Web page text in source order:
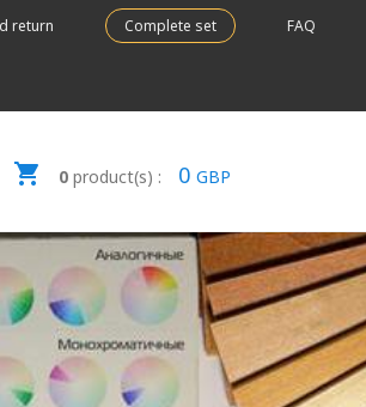
return Complete set FAQ
0product(s) : 0 GBP